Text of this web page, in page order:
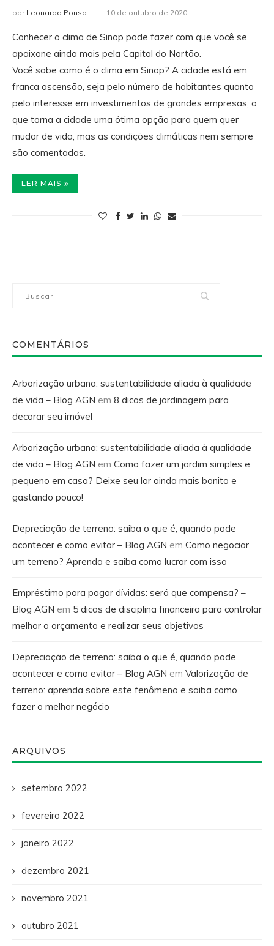
por Leonardo Ponso 10 de outubro de 2020
Conhecer o clima de Sinop pode fazer com que você se
apaixone ainda mais pela Capital do Nortão.
Você sabe como é o clima em Sinop? A cidade está em
franca ascensão, seja pelo número de habitantes quanto
pelo interesse em investimentos de grandes empresas, o
que torna a cidade uma ótima opção para quem quer
mudar de vida, mas as condições climáticas nem sempre
são comentadas.
LER MAIS
COMENTÁRIOS
Arborização urbana: sustentabilidade aliada à qualidade
de vida – Blog AGN em 8 dicas de jardinagem para
decorar seu imóvel
Arborização urbana: sustentabilidade aliada à qualidade
de vida – Blog AGN em Como fazer um jardim simples e
pequeno em casa? Deixe seu lar ainda mais bonito e
gastando pouco!
Depreciação de terreno: saiba o que é, quando pode
acontecer e como evitar – Blog AGN em Como negociar
um terreno? Aprenda e saiba como lucrar com isso
Empréstimo para pagar dívidas: será que compensa? –
Blog AGN em 5 dicas de disciplina financeira para controlar
melhor o orçamento e realizar seus objetivos
Depreciação de terreno: saiba o que é, quando pode
acontecer e como evitar – Blog AGN em Valorização de
terreno: aprenda sobre este fenômeno e saiba como
fazer o melhor negócio
ARQUIVOS
setembro 2022
fevereiro 2022
janeiro 2022
dezembro 2021
novembro 2021
outubro 2021